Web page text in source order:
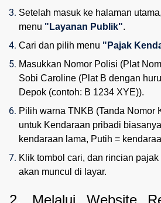
Setelah masuk ke halaman
menu "Layanan Publik".
Cari dan pilih menu "Pajak
Masukkan Nomor Polisi (Plat
Sobi Caroline (Plat B dengan
Depok (contoh: B 1234 XYE)).
Pilih warna TNKB (Tanda Nomor
untuk Kendaraan pribadi
kendaraan lama, Putih =
Klik tombol cari, dan rincian
akan muncul di layar.
2. Melalui Website